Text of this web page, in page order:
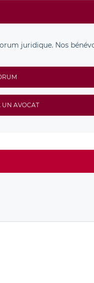
juridique. Nos
UN AVOCAT